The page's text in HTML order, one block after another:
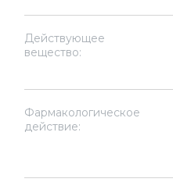
Действующее
вещество:
Фармакологическое
действие: